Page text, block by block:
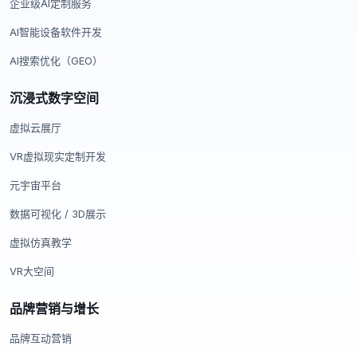
企业级AI定制服务
AI智能设备软件开发
AI搜索优化（GEO）
沉浸式数字空间
虚拟云展厅
VR虚拟现实定制开发
元宇宙平台
数据可视化 / 3D展示
虚拟仿真教学
VR大空间
品牌营销与增长
品牌互动营销